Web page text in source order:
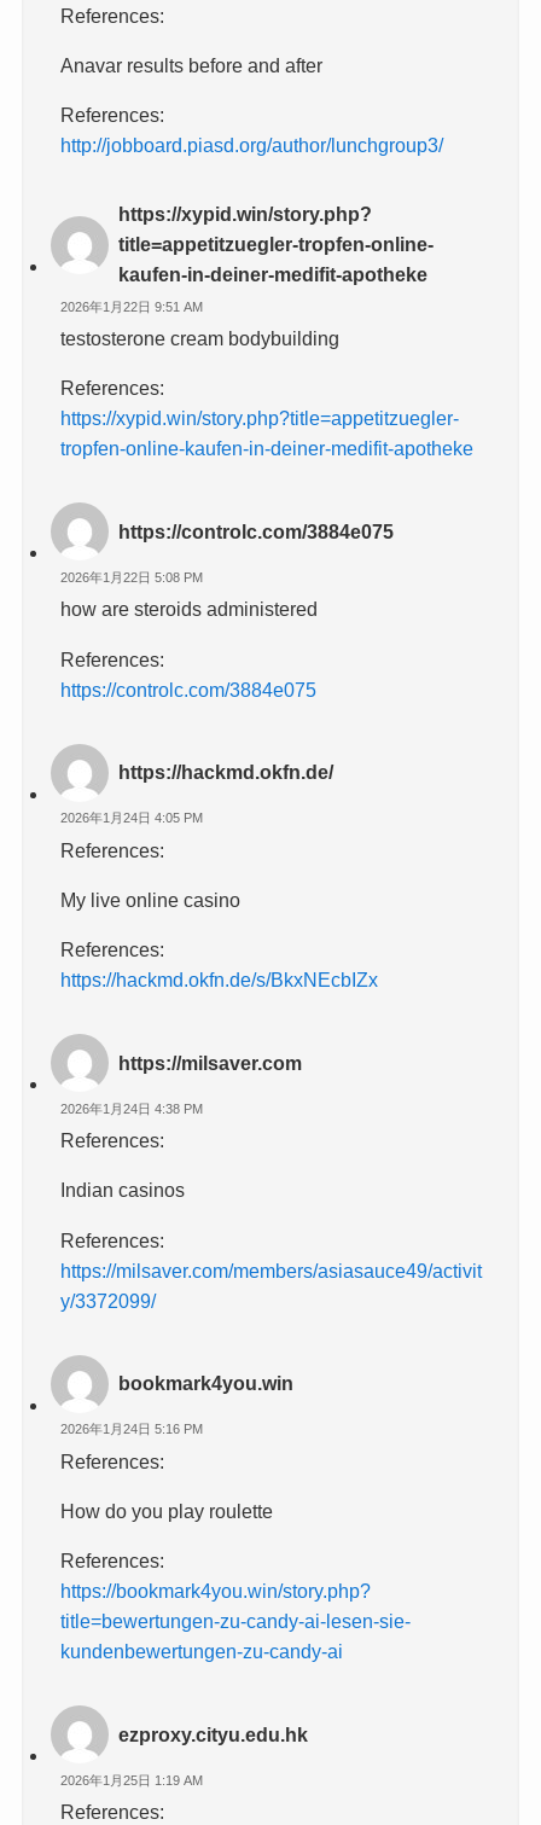
References:
Anavar results before and after
References:
http://jobboard.piasd.org/author/lunchgroup3/
https://xypid.win/story.php?
title=appetitzuegler-tropfen-online-
kaufen-in-deiner-medifit-apotheke
2026年1月22日 9:51 AM
testosterone cream bodybuilding
References:
https://xypid.win/story.php?title=appetitzuegler-
tropfen-online-kaufen-in-deiner-medifit-apotheke
https://controlc.com/3884e075
2026年1月22日 5:08 PM
how are steroids administered
References:
https://controlc.com/3884e075
https://hackmd.okfn.de/
2026年1月24日 4:05 PM
References:
My live online casino
References:
https://hackmd.okfn.de/s/BkxNEcbIZx
https://milsaver.com
2026年1月24日 4:38 PM
References:
Indian casinos
References:
https://milsaver.com/members/asiasauce49/activit
y/3372099/
bookmark4you.win
2026年1月24日 5:16 PM
References:
How do you play roulette
References:
https://bookmark4you.win/story.php?
title=bewertungen-zu-candy-ai-lesen-sie-
kundenbewertungen-zu-candy-ai
ezproxy.cityu.edu.hk
2026年1月25日 1:19 AM
References: